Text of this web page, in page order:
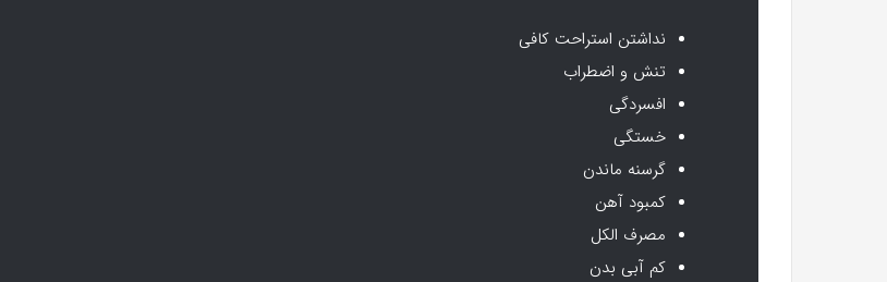
نداشتن استراحت کافی
تنش و اضطراب
افسردگی
خستگی
گرسنه ماندن
کمبود آهن
مصرف الکل
کم آبی بدن